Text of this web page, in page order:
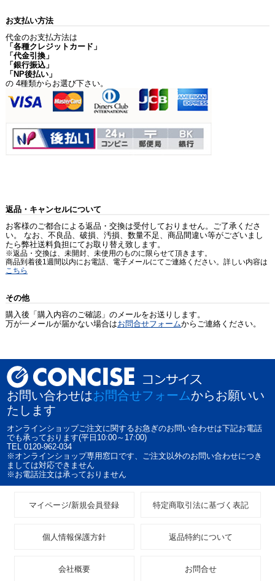
お支払い方法
代金のお支払方法は
「各種クレジットカード」
「代金引換」
「銀行振込」
「NP後払い」
の 4種類からお選び下さい。
返品・キャンセルについて
お客様のご都合による返品・交換は受付しておりません。ご了承くださ
い。 なお、不良品、破損、汚損、数量不足、商品間違い等がございまし
たら弊社送料負担にてお取り替え致します。
※返品・交換は、未開封、未使用のものに限らせて頂きます。
商品到着後1週間以内にお電話、電子メールにてご連絡ください。詳しい内容は
こちら
その他
購入後「購入内容のご確認」のメールをお送りします。
万が一メールが届かない場合はお問合せフォームからご連絡ください。
お問い合わせはお問合せフォームからお願いい
たします
オンラインショップご注文に関するお急ぎのお問い合わせは下記お電話
でも承っております(平日10:00～17:00)
TEL 0120-962-034
※オンラインショップ専用窓口です、ご注文以外のお問い合わせにつき
ましては対応できません
※お電話注文は承っておりません
マイページ/新規会員登録 特定商取引法に基づく表記
個人情報保護方針 返品特約について
会社概要 お問合せ